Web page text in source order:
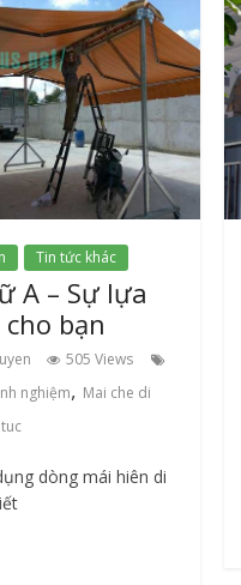
Tin tức khác
A – Sự lựa
bạn
505 Views
nghiệm, Mai che di
dòng mái hiên di